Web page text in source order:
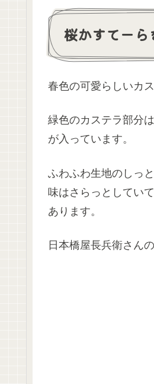
桜かすてー
春色の可愛らしいカ
緑色のカステラ部分
が入っています。
ふわふわ生地のしっ
味はさらっとしてい
あります。
日本橋屋長兵衛さん